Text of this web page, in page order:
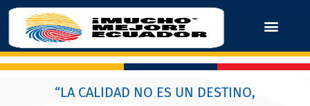
“LA CALIDAD NO ES UN DESTINO,